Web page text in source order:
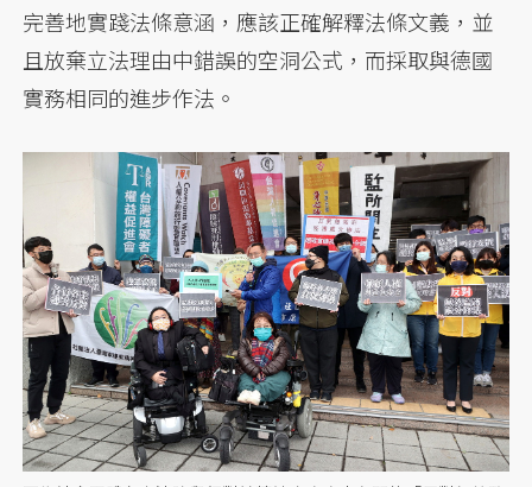
完善地實踐法條意涵，應該正確解釋法條文義，並
且放棄立法理由中錯誤的空洞公式，而採取與德國
實務相同的進步作法。